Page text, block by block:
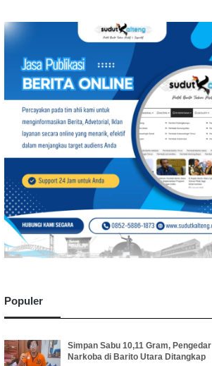
Populer
Simpan Sabu 10,11 Gram, Pengedar
Narkoba di Barito Utara Ditangkap